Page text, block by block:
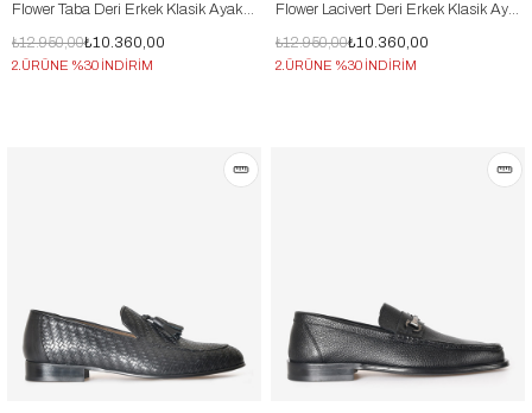
Flower Taba Deri Erkek Klasik Ayakkabı
₺10.360,00
₺12.950,00
2.ÜRÜNE %30 İNDİRİM
Flower Lacivert Deri Erkek Klasik Ayakkabı
₺10.360,00
₺12.950,00
2.ÜRÜNE %30 İNDİRİM